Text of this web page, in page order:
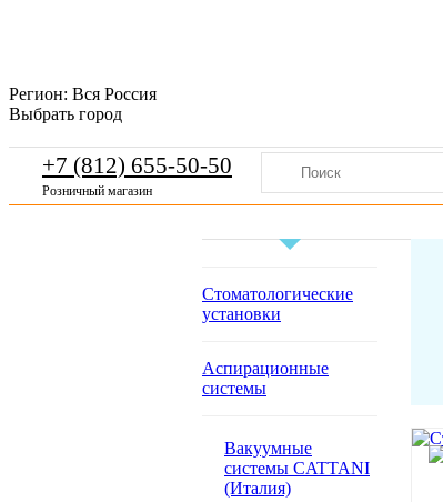
Регион: Вся Россия
Выбрать город
+7 (812) 655-50-50
Розничный магазин
Стоматологические
установки
Аспирационные
системы
Вакуумные
системы CATTANI
(Италия)